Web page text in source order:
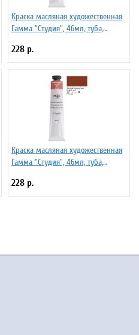
Краска масляная художественная
Гамма "Студия", 46мл, туба,
228 р.
Краска масляная художественная
Гамма "Студия", 46мл, туба,
228 р.